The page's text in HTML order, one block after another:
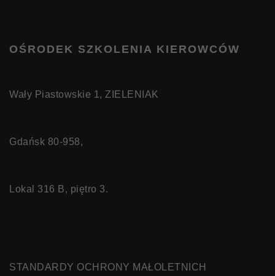
OŚRODEK SZKOLENIA KIEROWCÓW
Wały Piastowskie 1, ZIELENIAK
Gdańsk 80-958,
Lokal 316 B, piętro 3.
STANDARDY OCHRONY MAŁOLETNICH